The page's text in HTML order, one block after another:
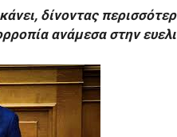
δίνοντας
ανάμεσα στην